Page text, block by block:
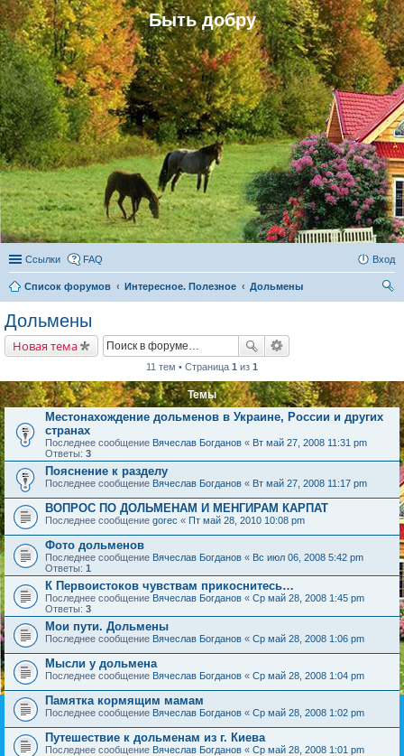
Быть добру
Ссылки FAQ Вход
Список форумов Интересное. Полезное
Дольмены
Дольмены
Новая тема
11 тем • Страница 1 из 1
Темы
Местонахождение дольменов в Украине, России и других
странах
Последнее сообщение Вячеслав Богданов « Вт май 27, 2008 11:31 pm
Ответы: 3
Пояснение к разделу
Последнее сообщение Вячеслав Богданов « Вт май 27, 2008 11:17 pm
ВОПРОС ПО ДОЛЬМЕНАМ И МЕНГИРАМ КАРПАТ
Последнее сообщение gorec « Пт май 28, 2010 10:08 pm
Фото дольменов
Последнее сообщение Вячеслав Богданов « Вс июл 06, 2008 5:42 pm
Ответы: 1
К Первоистоков чувствам прикоснитесь…
Последнее сообщение Вячеслав Богданов « Ср май 28, 2008 1:45 pm
Ответы: 3
Мои пути. Дольмены
Последнее сообщение Вячеслав Богданов « Ср май 28, 2008 1:06 pm
Мысли у дольмена
Последнее сообщение Вячеслав Богданов « Ср май 28, 2008 1:04 pm
Памятка кормящим мамам
Последнее сообщение Вячеслав Богданов « Ср май 28, 2008 1:02 pm
Путешествие к дольменам из г. Киева
Последнее сообщение Вячеслав Богданов « Ср май 28, 2008 1:01 pm